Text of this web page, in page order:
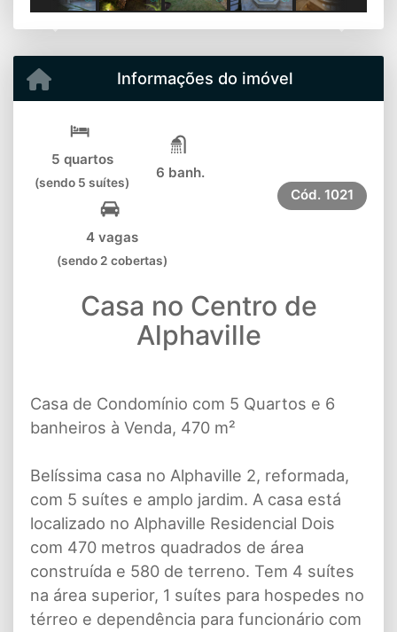
Informações do imóvel
5 quartos
(sendo 5 suítes)
6 banh.
4 vagas
(sendo 2 cobertas)
Cód. 1021
Casa no Centro de
Alphaville
Casa de Condomínio com 5 Quartos e 6
banheiros à Venda, 470 m²
Belíssima casa no Alphaville 2, reformada,
com 5 suítes e amplo jardim. A casa está
localizado no Alphaville Residencial Dois
com 470 metros quadrados de área
construída e 580 de terreno. Tem 4 suítes
na área superior, 1 suítes para hospedes no
térreo e dependência para funcionário com